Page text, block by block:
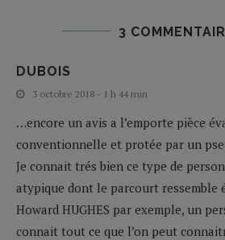
3
DUBOIS
3 octobre 2018 - 1 h 44 min
…encore un avis a l’emporte pièce
conventionnelle et protée par un
Je connait trés bien ce type de
atypique dont le parcourt ressemble
Howard HUGHES par exemple, un
connait tout ce que l’on peut